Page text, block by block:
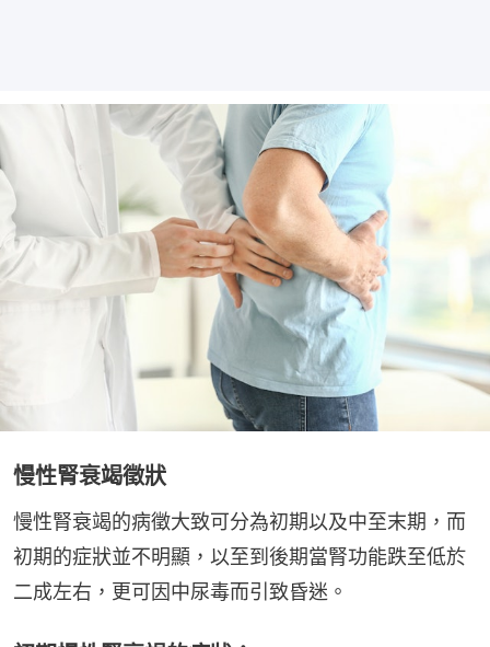
慢性腎衰竭徵狀
慢性腎衰竭的病徵大致可分為初期以及中至末期，而
初期的症狀並不明顯，以至到後期當腎功能跌至低於
二成左右，更可因中尿毒而引致昏迷。